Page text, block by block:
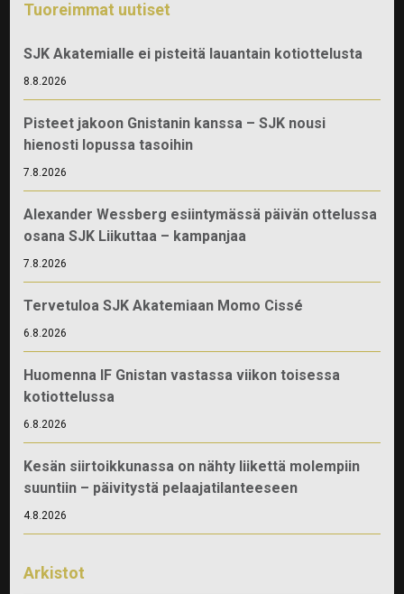
Tuoreimmat uutiset
SJK Akatemialle ei pisteitä lauantain kotiottelusta
8.8.2026
Pisteet jakoon Gnistanin kanssa – SJK nousi
hienosti lopussa tasoihin
7.8.2026
Alexander Wessberg esiintymässä päivän ottelussa
osana SJK Liikuttaa – kampanjaa
7.8.2026
Tervetuloa SJK Akatemiaan Momo Cissé
6.8.2026
Huomenna IF Gnistan vastassa viikon toisessa
kotiottelussa
6.8.2026
Kesän siirtoikkunassa on nähty liikettä molempiin
suuntiin – päivitystä pelaajatilanteeseen
4.8.2026
Arkistot